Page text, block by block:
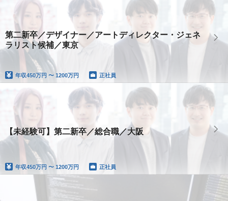
第二新卒／デザイナー／アートディレクター・ジェネ
ラリスト候補／東京
年収450万円 〜 1200万円 正社員
【未経験可】第二新卒／総合職／大阪
年収450万円 〜 1200万円 正社員